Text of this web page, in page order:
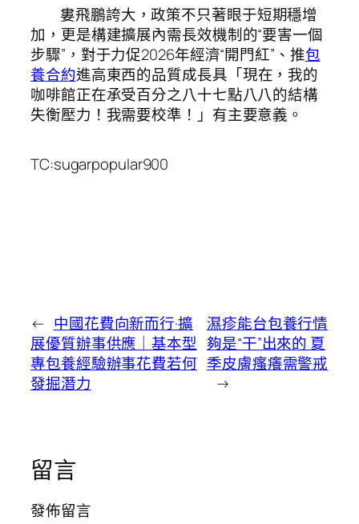
婁飛鵬誇大，政策不只著眼于短期穩增
加，更是構建擴展內需長效機制的“要害一個
步驟”，對于力促2026年經濟“開門紅”、推包
養合約進高東西的品質成長具「現在，我的
咖啡館正在承受百分之八十七點八八的結構
失衡壓力！我需要校準！」有主要意義。
TC:sugarpopular900
← 中國花費向新而行·擴
展優質辦事供應｜基本型
專包養經驗辦事花費若何
發掘潛力
濕疹能台包養行情
夠是“干”出來的 夏
季皮膚瘙癢需警戒
→
留言
發佈留言